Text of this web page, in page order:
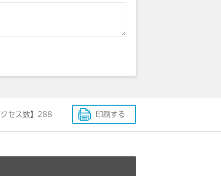
セス数】 288 印刷する